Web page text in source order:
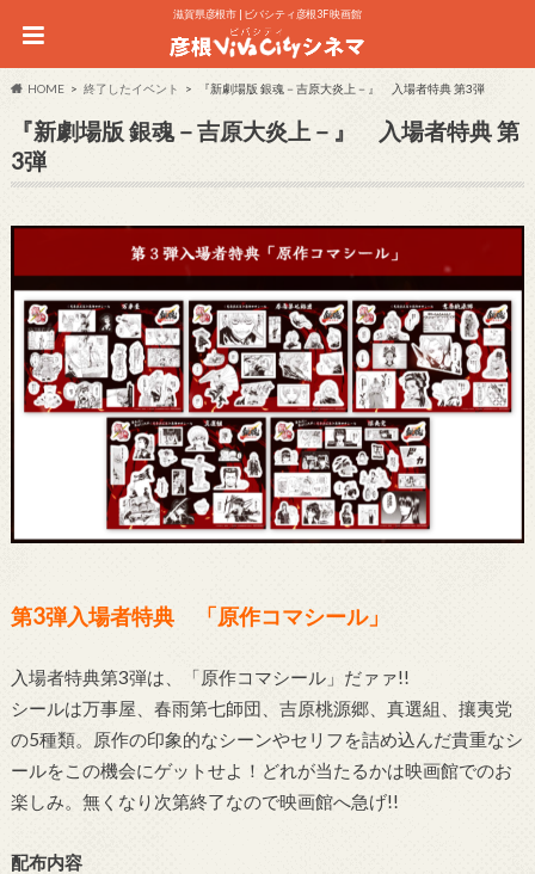
滋賀県彦根市 | ビバシティ彦根3F 映画館
HOME 終了したイベント 『新劇場版 銀魂－吉原大炎上－』 入場者特典 第3弾
『新劇場版 銀魂－吉原大炎上－』 入場者特典 第
3弾
第3弾入場者特典 「原作コマシール」
入場者特典第3弾は、「原作コマシール」だァァ!!
シールは万事屋、春雨第七師団、吉原桃源郷、真選組、攘夷党
の5種類。原作の印象的なシーンやセリフを詰め込んだ貴重なシ
ールをこの機会にゲットせよ！どれが当たるかは映画館でのお
楽しみ。無くなり次第終了なので映画館へ急げ!!
配布内容